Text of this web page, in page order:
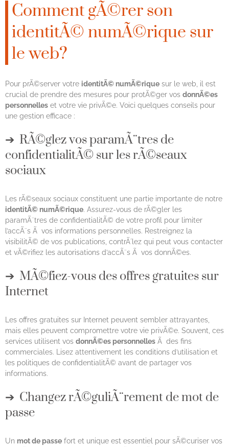
Comment gÃ©rer son
identitÃ© numÃ©rique sur
le web?
Pour prÃ©server votre identitÃ© numÃ©rique sur le web, il est
crucial de prendre des mesures pour protÃ©ger vos donnÃ©es
personnelles et votre vie privÃ©e. Voici quelques conseils pour
une gestion efficace :
RÃ©glez vos paramÃ¨tres de
confidentialitÃ© sur les rÃ©seaux
sociaux
Les rÃ©seaux sociaux constituent une partie importante de notre
identitÃ© numÃ©rique. Assurez-vous de rÃ©gler les
paramÃ¨tres de confidentialitÃ© de votre profil pour limiter
l’accÃ¨s Ã vos informations personnelles. Restreignez la
visibilitÃ© de vos publications, contrÃ´lez qui peut vous contacter
et vÃ©rifiez les autorisations d’accÃ¨s Ã vos donnÃ©es.
MÃ©fiez-vous des offres gratuites sur
Internet
Les offres gratuites sur Internet peuvent sembler attrayantes,
mais elles peuvent compromettre votre vie privÃ©e. Souvent, ces
services utilisent vos donnÃ©es personnelles Ã des fins
commerciales. Lisez attentivement les conditions d’utilisation et
les politiques de confidentialitÃ© avant de partager vos
informations.
Changez rÃ©guliÃ¨rement de mot de
passe
Un mot de passe fort et unique est essentiel pour sÃ©curiser vos